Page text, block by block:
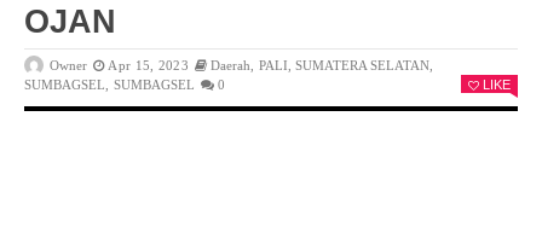
OJAN
Owner Apr 15, 2023 Daerah PALI ,SUMATERA SELATAN
SUMBAGSEL
SUMBAGSEL 0 LIKE